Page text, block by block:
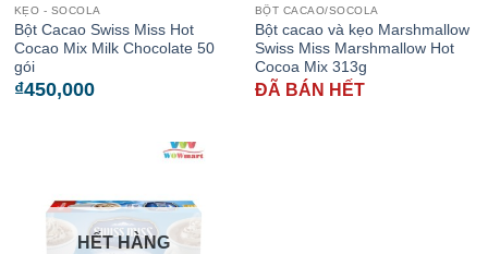
KẸO - SOCOLA
Bột Cacao Swiss Miss Hot
Cocao Mix Milk Chocolate 50
gói
₫450,000
BỘT CACAO/SOCOLA
Bột cacao và kẹo Marshmallow
Swiss Miss Marshmallow Hot
Cocoa Mix 313g
ĐÃ BÁN HẾT
HẾT HÀNG